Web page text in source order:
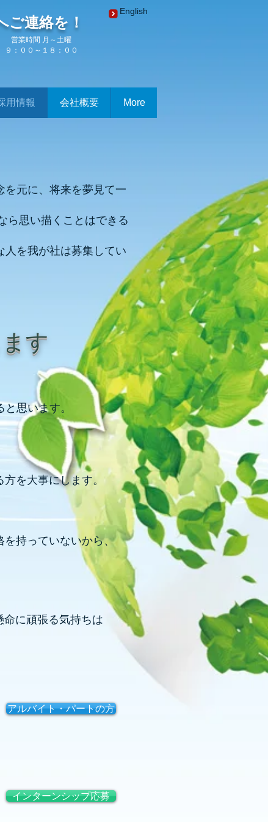
ご連絡を！
営業時間 月～土曜
９：００～１８：００
English
を元に、将来を夢見て一
ら思い描くことはできる
人を我が社は募集してい
す
思います。
を大事にします。
を持っていないから、
に頑張る気持ちは
アルバイト・パートの方
インターンシップ応募
用情報 会社概要 More